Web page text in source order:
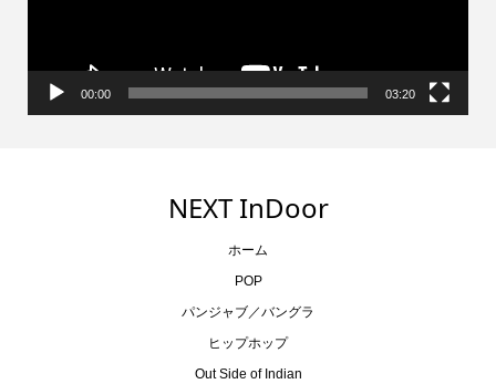
00:00 03:20
NEXT InDoor
ホーム
POP
パンジャブ／バングラ
ヒップホップ
Out Side of Indian